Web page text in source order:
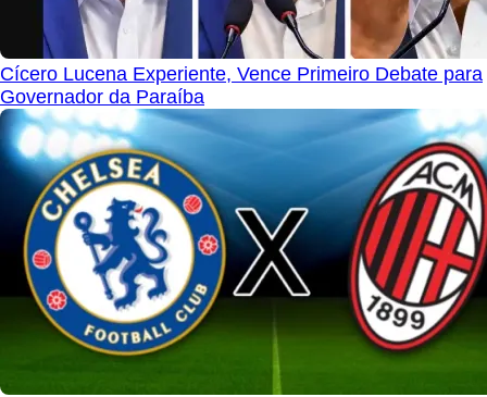
Cícero Lucena Experiente, Vence Primeiro Debate para
Governador da Paraíba